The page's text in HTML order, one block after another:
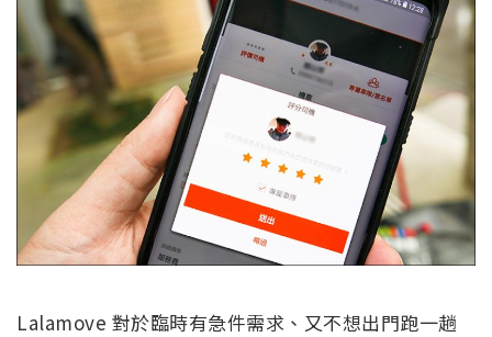
Lalamove 對於臨時有急件需求、又不想出門跑一趟